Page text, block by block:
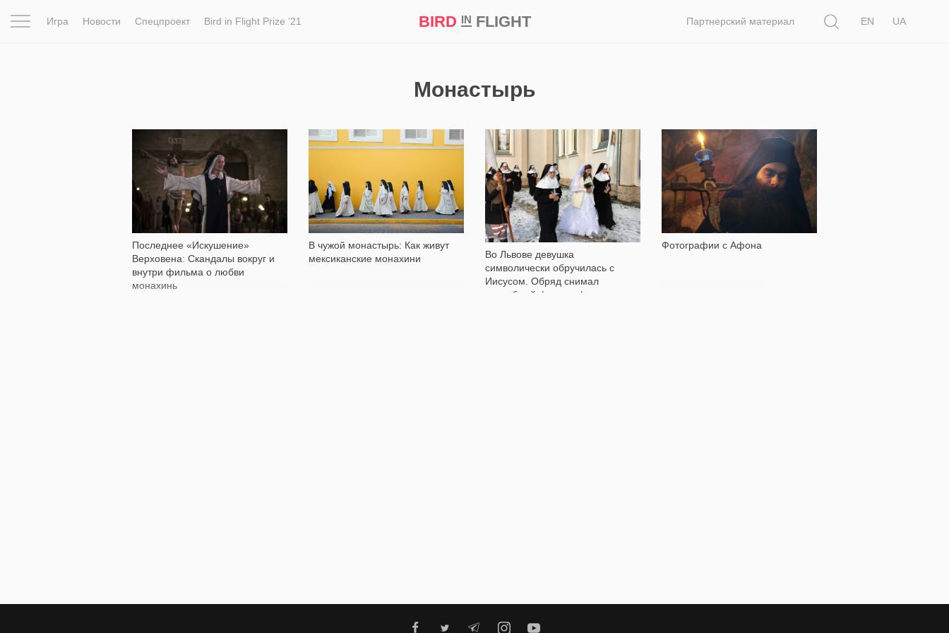
Игра Новости Спецпроект Bird in Flight Prize ‘21 BIRD INFLIGHT Партнерский материал
EN
UA
Монастырь
Последнее «Искушение»
Верховена: Скандалы вокруг и
внутри фильма о любви
монахинь
11 084
В чужой монастырь: Как живут
мексиканские монахини
1 720
Во Львове девушка
символически обручилась с
Иисусом. Обряд снимал
свадебный фотограф
Фотографии с Афона
13 758